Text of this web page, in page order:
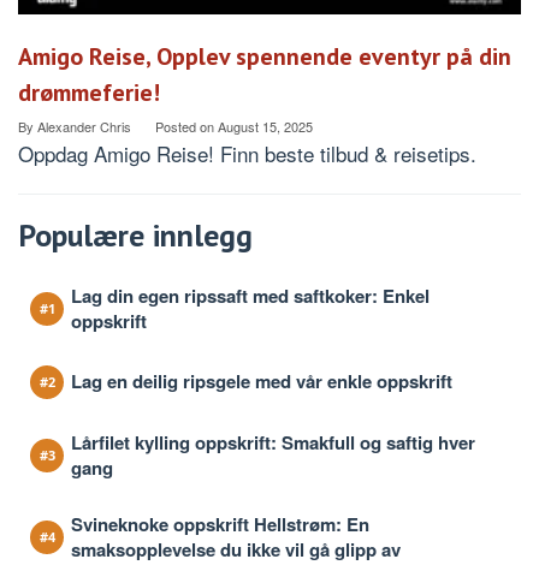
Amigo Reise, Opplev spennende eventyr på din
drømmeferie!
By Alexander Chris Posted onAugust 15, 2025
Oppdag Amigo Reise! Finn beste tilbud & reisetips.
Populære innlegg
Lag din egen ripssaft med saftkoker: Enkel
oppskrift
Lag en deilig ripsgele med vår enkle oppskrift
Lårfilet kylling oppskrift: Smakfull og saftig hver
gang
Svineknoke oppskrift Hellstrøm: En
smaksopplevelse du ikke vil gå glipp av